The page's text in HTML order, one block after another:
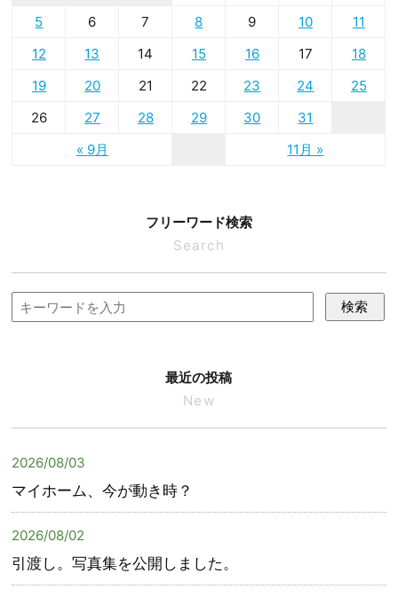
« 9月 11月 »
5
6 7 8 9 10
11
12
13 14 15 16 17
18
19
20 21 22 23 24
25
26
27 28 29 30 31
フリーワード検索
Search
検索
最近の投稿
New
2026/08/03
マイホーム、今が動き時？
2026/08/02
引渡し。写真集を公開しました。